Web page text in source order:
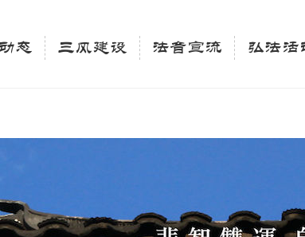
$description = tag_description(); } $keywords =
态 三风建设 法音宣流 弘法活